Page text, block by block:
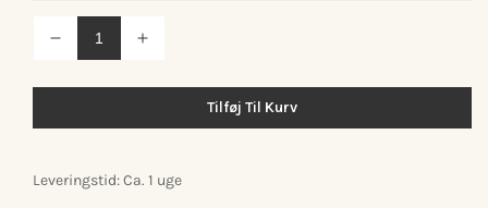
Reducer
antallet
m/8
Øg
m/8
Tilføj Til Kurv
Leveringstid: Ca. 1 uge